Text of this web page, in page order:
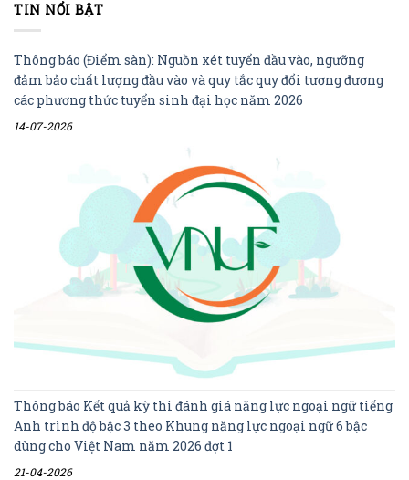
TIN NỔI BẬT
Thông báo (Điểm sàn): Nguồn xét tuyển đầu vào, ngưỡng
đảm bảo chất lượng đầu vào và quy tắc quy đổi tương đương
các phương thức tuyển sinh đại học năm 2026
14-07-2026
Thông báo Kết quả kỳ thi đánh giá năng lực ngoại ngữ tiếng
Anh trình độ bậc 3 theo Khung năng lực ngoại ngữ 6 bậc
dùng cho Việt Nam năm 2026 đợt 1
21-04-2026